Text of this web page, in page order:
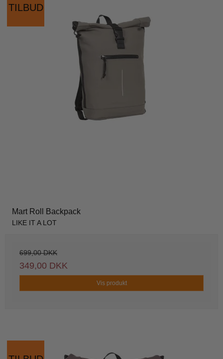
TILBUD
Mart Roll Backpack
LIKE IT A LOT
699,00 DKK
349,00 DKK
Vis produkt